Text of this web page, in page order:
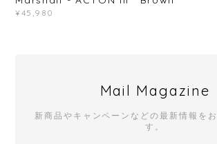
¥45,980
Mail Magazine
新商品やキャンペーンなどの最新情報を
す。